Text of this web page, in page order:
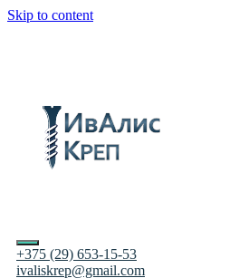
Skip to content
+375 (29) 653-15-53
ivaliskrep@gmail.com